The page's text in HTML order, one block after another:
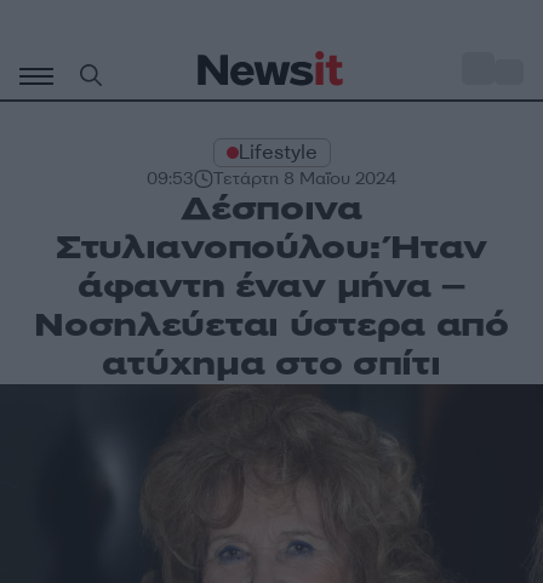
περιεχόμενο
Lifestyle
09:53 Τετάρτη 8 Μαΐου 2024
Δέσποινα
Στυλιανοπούλου: Ήταν
άφαντη έναν μήνα –
Νοσηλεύεται ύστερα από
ατύχημα στο σπίτι